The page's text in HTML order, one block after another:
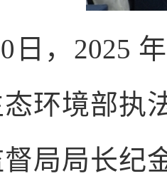
日，2025
环境部执
局局长纪